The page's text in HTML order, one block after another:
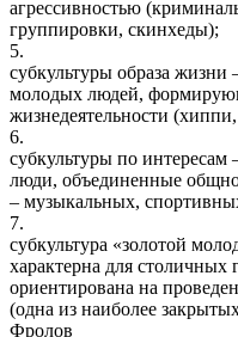
агрессивностью
группировки, скинхеды);
5.
субкультуры образа жизни
молодых людей,
жизнедеятельности
6.
субкультуры по интересам
люди, объединенные
– музыкальных,
7.
субкультура «золотой
характерна для столичных
ориентирована на
(одна из наиболее
Фролов